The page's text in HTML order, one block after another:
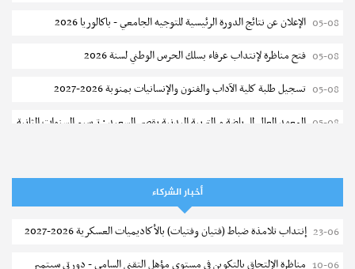
05-08 الإعلان عن نتائج الدورة الرئيسية للتوجيه الجامعي - باكالوريا 2026
05-08 فتح مناظرة لإنتداب عرفاء بسلك الحرس الوطني لسنة 2026
05-08 تسجيل طلبة كلية الآداب والفنون والإنسانيات بمنوبة 2026-2027
05-08 المعهد العالي للرياضة و التربية البدنية بقصر السعيد : ترسيم السنوات الثانية
05-08 كلية العلوم الإقتصادية والتصرف بسوسة : الترشح لماجستير مهني جديد
05-08
الترشح للماجستير بالمعهد العالي للرياضة والتربية البدنية بصفاقس 2026-
أخبار الشركاء
23-06 إنتداب تلامذة ضباط (فتيان وفتيات) بالأكاديميات العسكرية 2026-2027
مناظرة الإلتحاق بالتكوين في مستوى مؤهل التقني السامي - دورتي سبتمبر